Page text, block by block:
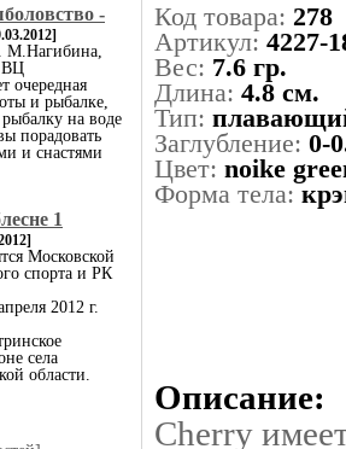
-
М.Нагибина,
ВЦ
очередная
и рыбалке,
на воде
порадовать
и снастями
1
Московской
спорта и РК
2012 г.
села
области.
Код товара: 278
Артикул: 4227-
Вес: 7.6 гр.
Длина: 4.8 см.
Тип:
Заглубление: 0-
Цвет: noike
Форма тела:
Описание:
Cherry